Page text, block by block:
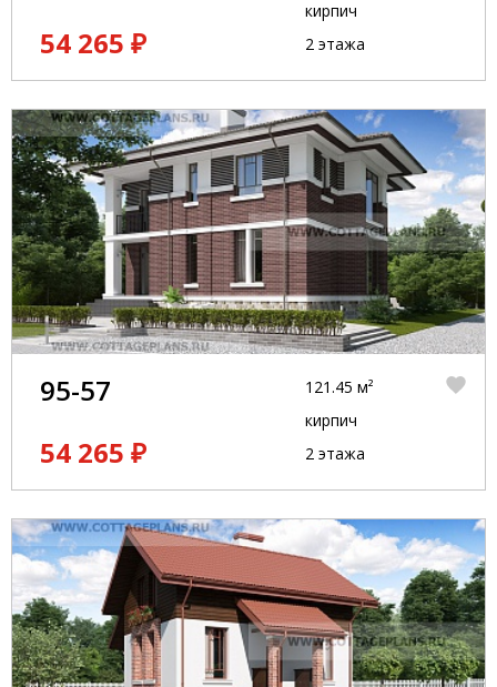
54 265 ₽
кирпич
2 этажа
95-57
54 265 ₽
121.45 м²
кирпич
2 этажа